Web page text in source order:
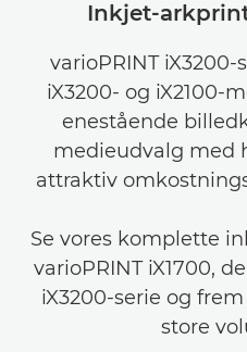
Inkjet-
varioPRINT
iX3200- og iX2100-
enestående
medieudvalg med
attraktiv
Se vores komplette
varioPRINT iX1700,
iX3200-serie og
store